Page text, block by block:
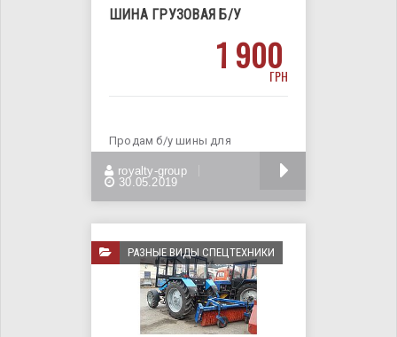
ШИНА ГРУЗОВАЯ Б/У
1 900
ГРН
Продам б/у шины для
AEOLUS. Параметры шин
royalty-group
30.05.2019
РАЗНЫЕ ВИДЫ СПЕЦТЕХНИКИ